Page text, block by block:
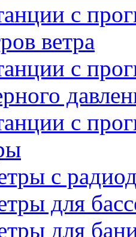
с
ветра
с
с
с
для
для